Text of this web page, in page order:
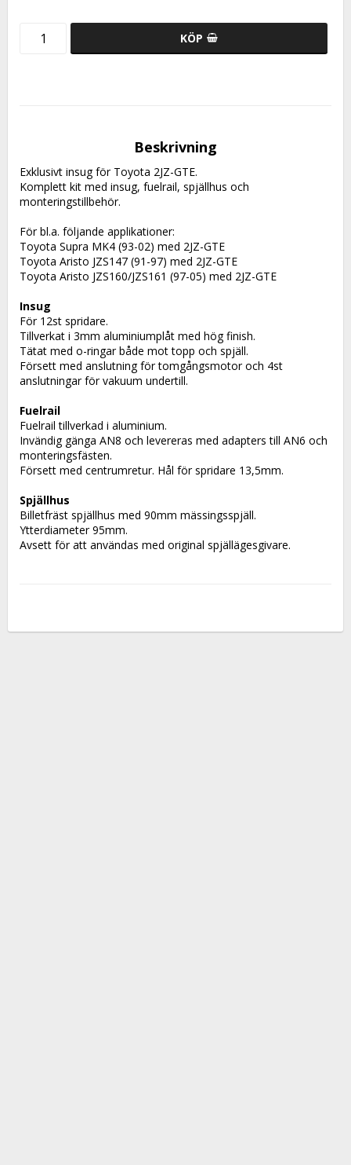
KÖP
Beskrivning
Exklusivt insug för Toyota 2JZ-GTE.
Komplett kit med insug, fuelrail, spjällhus och
monteringstillbehör.
För bl.a. följande applikationer:
Toyota Supra MK4 (93-02) med 2JZ-GTE
Toyota Aristo JZS147 (91-97) med 2JZ-GTE
Toyota Aristo JZS160/JZS161 (97-05) med 2JZ-GTE
Insug
För 12st spridare.
Tillverkat i 3mm aluminiumplåt med hög finish.
Tätat med o-ringar både mot topp och spjäll.
Försett med anslutning för tomgångsmotor och 4st
anslutningar för vakuum undertill.
Fuelrail
Fuelrail tillverkad i aluminium.
Invändig gänga AN8 och levereras med adapters till AN6 och
monteringsfästen.
Försett med centrumretur. Hål för spridare 13,5mm.
Spjällhus
Billetfräst spjällhus med 90mm mässingsspjäll.
Ytterdiameter 95mm.
Avsett för att användas med original spjällägesgivare.